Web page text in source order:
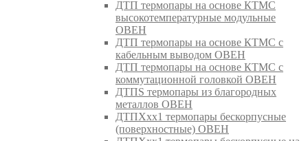
ДТП термопары на основе КТМС
высокотемпературные модульные
ОВЕН
ДТП термопары на основе КТМС с
кабельным выводом ОВЕН
ДТП термопары на основе КТМС с
коммутационной головкой ОВЕН
ДТПS термопары из благородных
металлов ОВЕН
ДТПХхх1 термопары бескорпусные
(поверхностные) ОВЕН